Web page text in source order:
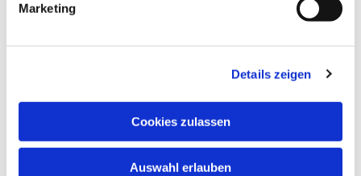
Marketing
Details zeigen
Cookies zulassen
Auswahl erlauben